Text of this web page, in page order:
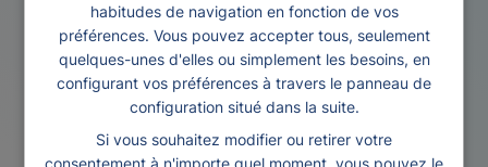
habitudes de navigation en fonction de vos
préférences. Vous pouvez accepter tous, seulement
quelques-unes d'elles ou simplement les besoins, en
configurant vos préférences à travers le panneau de
configuration situé dans la suite.
Si vous souhaitez modifier ou retirer votre
consentement à n'importe quel moment, vous pouvez le